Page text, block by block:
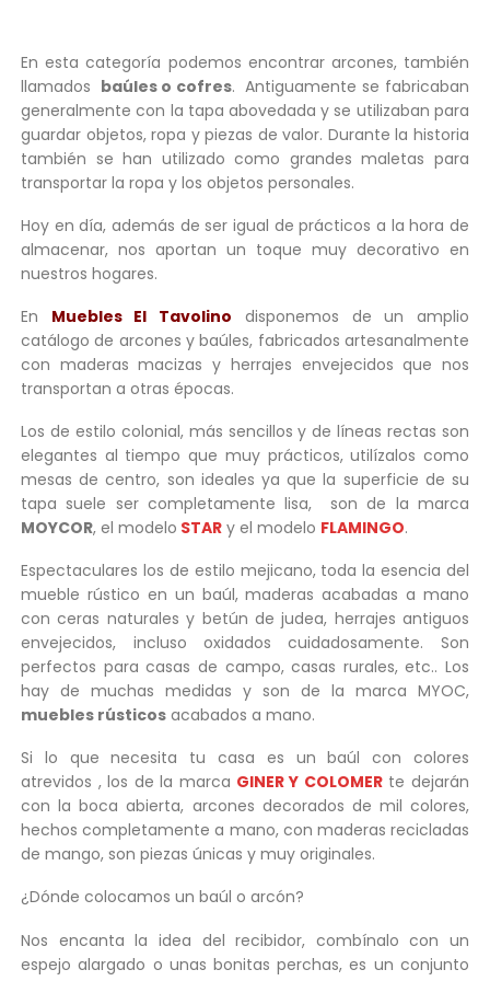
En esta categoría podemos encontrar arcones, también
llamados baúles o cofres. Antiguamente se fabricaban
generalmente con la tapa abovedada y se utilizaban para
guardar objetos, ropa y piezas de valor. Durante la historia
también se han utilizado como grandes maletas para
transportar la ropa y los objetos personales.
Hoy en día, además de ser igual de prácticos a la hora de
almacenar, nos aportan un toque muy decorativo en
nuestros hogares.
En Muebles El Tavolino disponemos de un amplio
catálogo de arcones y baúles, fabricados artesanalmente
con maderas macizas y herrajes envejecidos que nos
transportan a otras épocas.
Los de estilo colonial, más sencillos y de líneas rectas son
elegantes al tiempo que muy prácticos, utilízalos como
mesas de centro, son ideales ya que la superficie de su
tapa suele ser completamente lisa, son de la marca
MOYCOR, el modelo STAR y el modelo FLAMINGO.
Espectaculares los de estilo mejicano, toda la esencia del
mueble rústico en un baúl, maderas acabadas a mano
con ceras naturales y betún de judea, herrajes antiguos
envejecidos, incluso oxidados cuidadosamente. Son
perfectos para casas de campo, casas rurales, etc.. Los
hay de muchas medidas y son de la marca MYOC,
muebles rústicos acabados a mano.
Si lo que necesita tu casa es un baúl con colores
atrevidos , los de la marca GINER Y COLOMERte dejarán
con la boca abierta, arcones decorados de mil colores,
hechos completamente a mano, con maderas recicladas
de mango, son piezas únicas y muy originales.
¿Dónde colocamos un baúl o arcón?
Nos encanta la idea del recibidor, combínalo con un
espejo alargado o unas bonitas perchas, es un conjunto